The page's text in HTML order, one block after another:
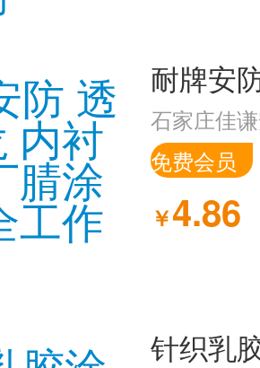
石家庄佳
免费会员
￥4.86